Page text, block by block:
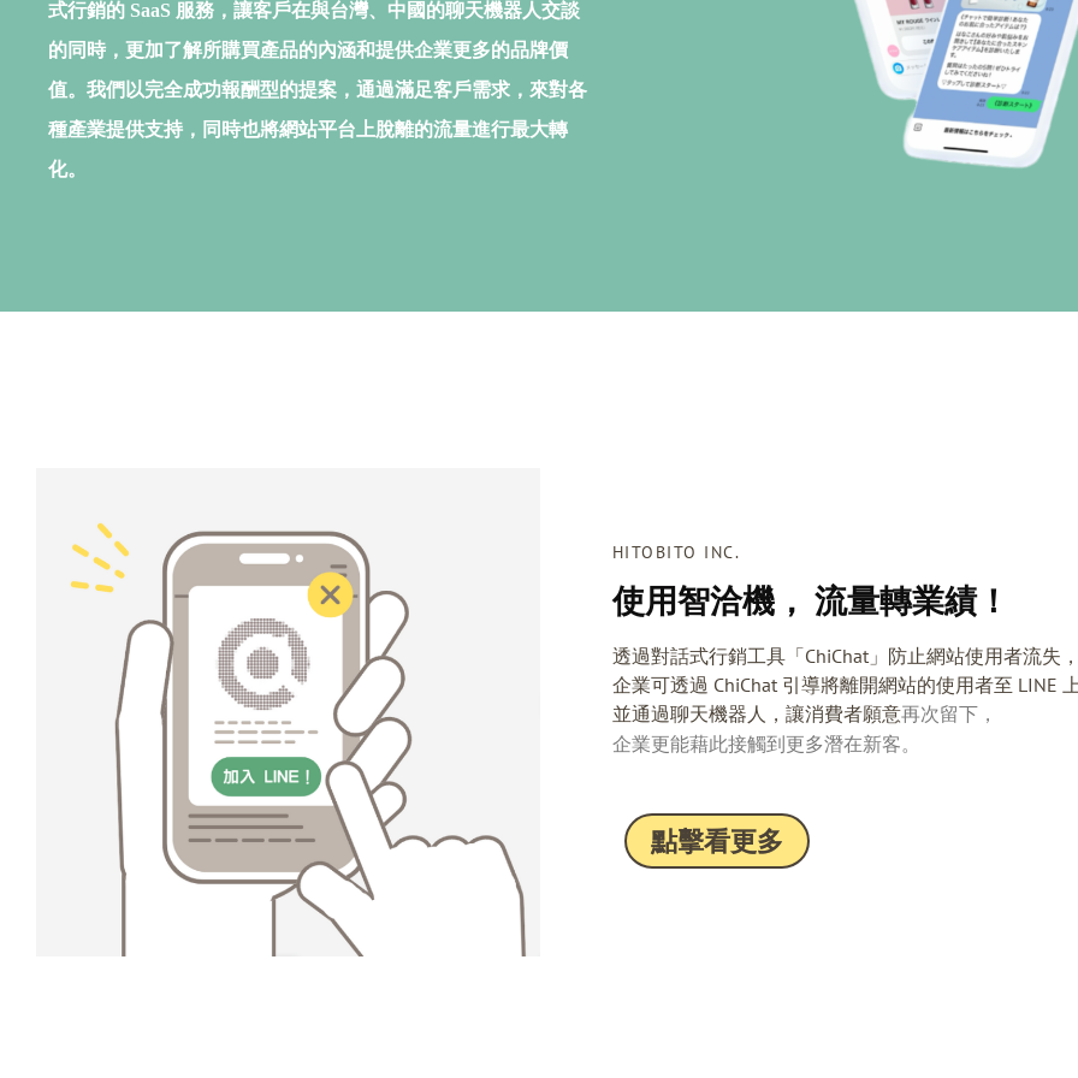
式行銷的 SaaS 服務， 讓客戶在與台灣、中國的聊天機器人交談
的同時， 更加了解所購買產品的內涵和提供企業更多的品牌價
值。 我們以完全成功報酬型的提案，通過滿足客戶需求， 來對各
種產業提供支持， 同時也將網站平台上脫離的流量進行最大轉
化。
HITOBITO INC.
使用智洽機， 流量轉業績！
透過對話式行銷工具「ChiChat」防止網站使用者流失，
企業可透過 ChiChat 引導將離開網站的使用者至 LINE
並通過聊天機器人，讓消費者願意再次留下，
企業更能藉此接觸到更多潛在新客。
點擊看更多